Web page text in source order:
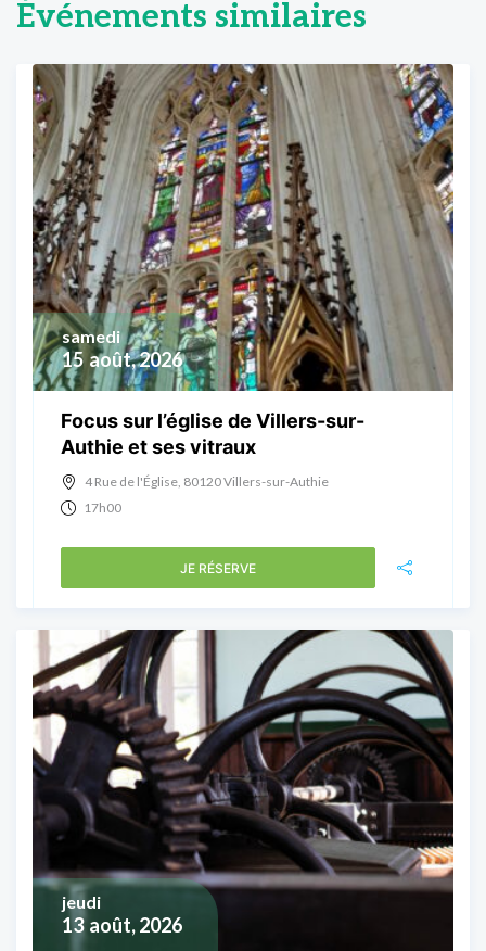
Événements similaires
15 août, 2026
samedi
Focus sur l’église de Villers-sur-
Authie et ses vitraux
4 Rue de l'Église, 80120 Villers-sur-Authie
17h00
JE RÉSERVE
13 août, 2026
jeudi